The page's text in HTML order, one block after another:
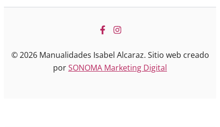
© 2026 Manualidades Isabel Alcaraz. Sitio web creado
porSONOMA Marketing Digital